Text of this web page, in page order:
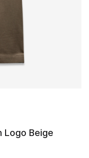
Logo Beige